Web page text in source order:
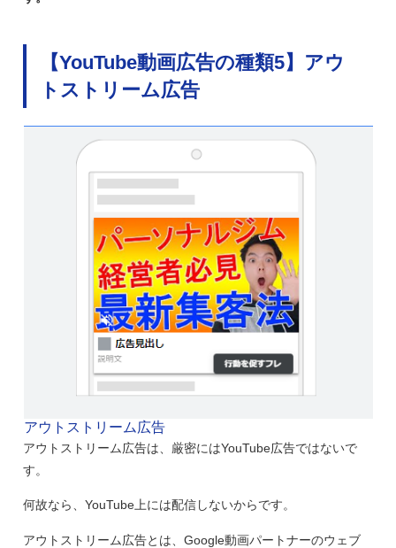
【YouTube動画広告の種類5】アウ
トストリーム広告
アウトストリーム広告
アウトストリーム広告は、厳密にはYouTube広告ではないで
す。
何故なら、YouTube上には配信しないからです。
アウトストリーム広告とは、Google動画パートナーのウェブ